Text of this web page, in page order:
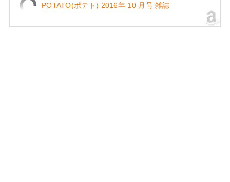
POTATO(ポテト) 2016年 10 月号 雑誌